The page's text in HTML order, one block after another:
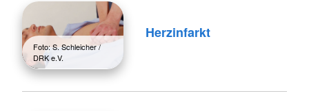
Foto: S. Schleicher /
DRK e.V.
Herzinfarkt